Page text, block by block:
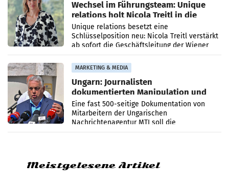
Wechsel im Führungsteam: Unique
relations holt Nicola Treitl in die
Geschäftsleitung
Unique relations besetzt eine
Schlüsselposition neu: Nicola Treitl verstärkt
ab sofort die Geschäftsleitung der Wiener
PR-Agentur an der Seite von Josef Kalina und
Anna Kalina-Mahr.
MARKETING & MEDIA
Ungarn: Journalisten
dokumentierten Manipulation und
Zensur
Eine fast 500-seitige Dokumentation von
Mitarbeitern der Ungarischen
Nachrichtenagentur MTI soll die
systematische Nachrichten-Manipulation und
Meistgelesene Artikel